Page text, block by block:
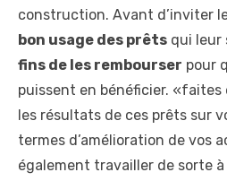
construction. Avant d’inviter
bon usage des prêts qui leur
fins de les rembourser pour
puissent en bénéficier. «faites
les résultats de ces prêts sur
termes d’amélioration de vos
également travailler de sorte